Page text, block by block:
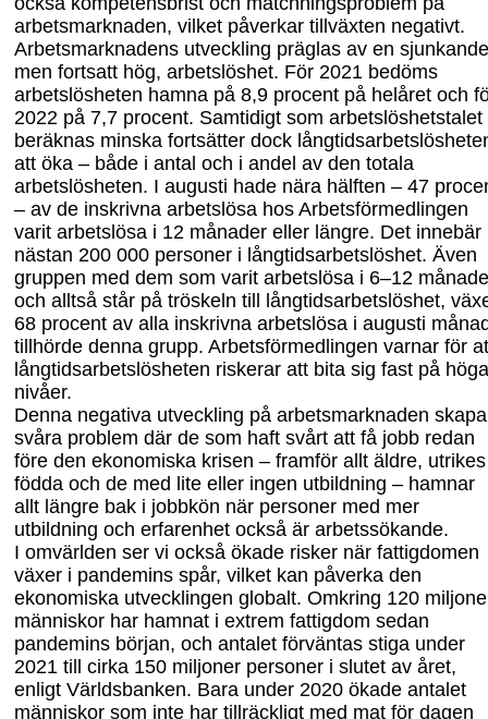
arbetsmarknaden, vilket påverkar tillväxten negativt.
Arbetsmarknadens utveckling präglas av en
men fortsatt hög, arbetslöshet. För 2021 bedöms
arbetslösheten hamna på 8,9 procent på helåret och
2022 på 7,7 procent. Samtidigt som arbetslöshetstalet
beräknas minska fortsätter dock långtids
att öka – både i antal och i andel av den totala
arbetslösheten. I augusti hade nära hälften – 47
– av de inskrivna arbetslösa hos Arbetsförmedlingen
varit arbetslösa i 12 månader eller längre. Det innebär
nästan 200 000 personer i långtidsarbetslöshet. Även
gruppen med dem som varit arbetslösa i 6–12
och alltså står på tröskeln till långtidsarbetslöshet,
68 procent av alla inskrivna arbetslösa i augusti
tillhörde denna grupp. Arbetsförmedlingen varnar för
långtidsarbetslösheten riskerar att bita sig fast på höga
nivåer.
Denna negativa utveckling på arbetsmarknaden
svåra problem där de som haft svårt att få jobb redan
före den ekonomiska krisen – framför allt äldre, utrikes
födda och de med lite eller ingen utbildning – hamnar
allt längre bak i jobbkön när personer med mer
utbildning och erfarenhet också är arbetssökande.
I omvärlden ser vi också ökade risker när fattigdomen
växer i pandemins spår, vilket kan påverka den
ekonomiska utvecklingen globalt. Omkring 120
människor har hamnat i extrem fattigdom sedan
pandemins början, och antalet förväntas stiga under
2021 till cirka 150 miljoner personer i slutet av året,
enligt Världsbanken. Bara under 2020 ökade antalet
människor som inte har tillräckligt med mat för dagen